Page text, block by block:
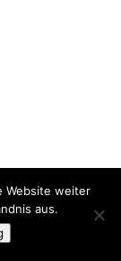
Website weiter
aus.